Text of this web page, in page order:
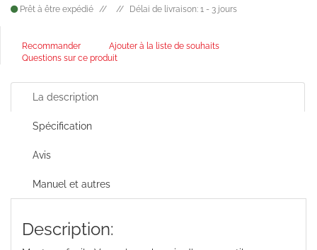
Prêt à être expédié Délai de livraison: 1 - 3 jours
Recommander
Ajouter à la liste de souhaits
Questions sur ce produit
La description
Spécification
Avis
Manuel et autres
Description: